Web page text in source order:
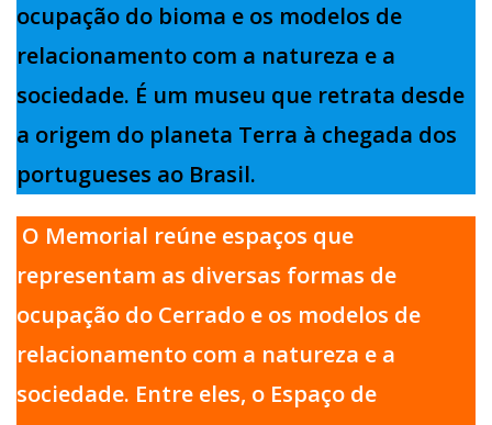
ocupação do bioma e os modelos de
relacionamento com a natureza e a
sociedade. É um museu que retrata desde
a origem do planeta Terra à chegada dos
portugueses ao Brasil.
O Memorial reúne espaços que
representam as diversas formas de
ocupação do Cerrado e os modelos de
relacionamento com a natureza e a
sociedade. Entre eles, o Espaço de